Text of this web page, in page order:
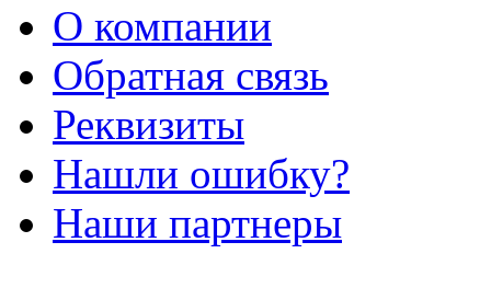
О компании
Обратная связь
Реквизиты
Нашли ошибку?
Наши партнеры